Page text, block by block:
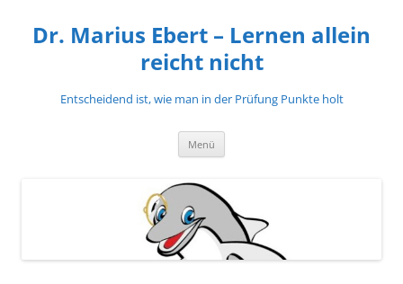
springen
Dr. Marius Ebert – Lernen allein
reicht nicht
Entscheidend ist, wie man in der Prüfung Punkte holt
Menü